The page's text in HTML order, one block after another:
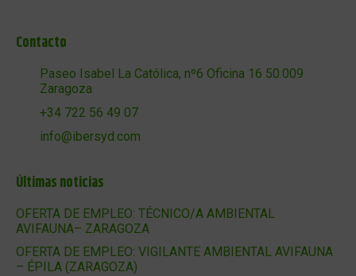
Contacto
Paseo Isabel La Católica, nº6 Oficina 16 50.009
Zaragoza
+34 722 56 49 07
info@ibersyd.com
Últimas noticias
OFERTA DE EMPLEO: TÉCNICO/A AMBIENTAL
AVIFAUNA– ZARAGOZA
OFERTA DE EMPLEO: VIGILANTE AMBIENTAL AVIFAUNA
– ÉPILA (ZARAGOZA)